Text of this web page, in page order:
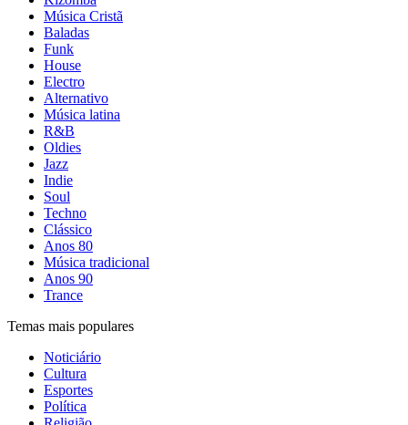
Música Cristã
Baladas
Funk
House
Electro
Alternativo
Música latina
R&B
Oldies
Jazz
Indie
Soul
Techno
Clássico
Anos 80
Música tradicional
Anos 90
Trance
Temas mais populares
Noticiário
Cultura
Esportes
Política